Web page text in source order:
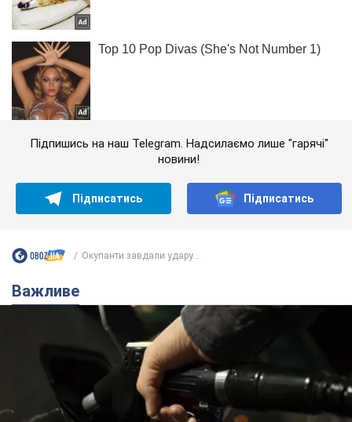
Підпишись на наш Telegram. Надсилаємо лише "гарячі"
новини!
Підписатись Підписатись
Окупанти завдали удару...
Важливе